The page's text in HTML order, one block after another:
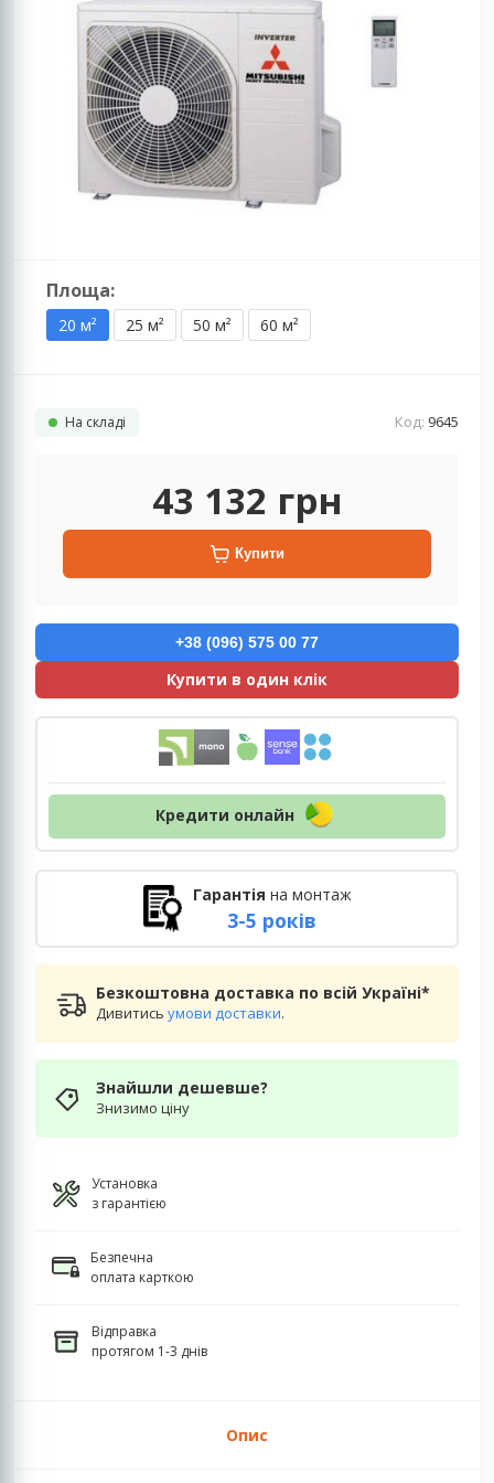
Площа:
20 м² 25 м² 50 м² 60 м²
На складі Код: 9645
43 132 грн
Купити
+38 (096) 575 00 77
Купити в один клік
Кредити онлайн
Гарантія на монтаж
3-5 років
Безкоштовна доставка по всій Україні*
Дивитисьумови доставки.
Знайшли дешевше?
Знизимо ціну
Установка
з гарантією
Безпечна
оплата карткою
Відправка
протягом 1-3 днів
Опис